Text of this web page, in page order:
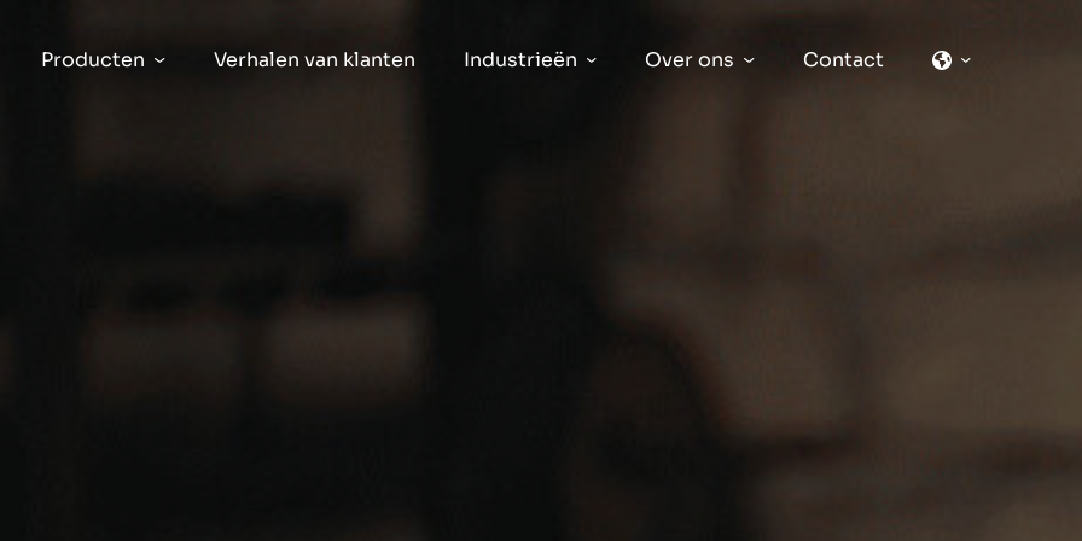
Producten
Verhalen van klanten Industrieën Over ons Contact